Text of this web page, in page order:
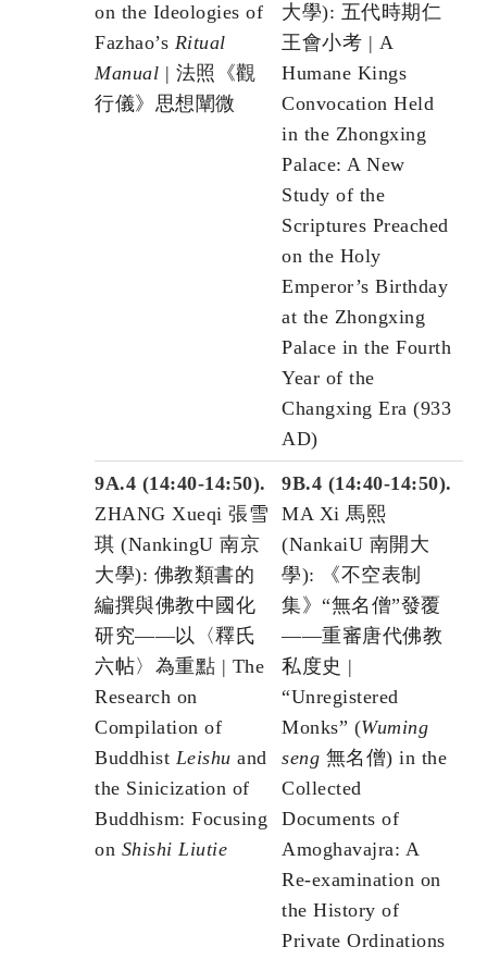
on the Ideologies of
Fazhao’s Ritual
Manual | 法照《觀
行儀》思想闡微
大學): 五代時期仁
王會小考 | A
Humane Kings
Convocation Held
in the Zhongxing
Palace: A New
Study of the
Scriptures Preached
on the Holy
Emperor’s Birthday
at the Zhongxing
Palace in the Fourth
Year of the
Changxing Era (933
AD)
9A.4 (14:40-14:50).
ZHANG Xueqi 張雪
琪 (NankingU 南京
大學): 佛教類書的
編撰與佛教中國化
研究——以〈釋氏
六帖〉為重點 | The
Research on
Compilation of
Buddhist Leishu and
the Sinicization of
Buddhism: Focusing
on Shishi Liutie
9B.4 (14:40-14:50).
MA Xi 馬熙
(NankaiU 南開大
學): 《不空表制
集》“無名僧”發覆
——重審唐代佛教
私度史 |
“Unregistered
Monks” (Wuming
seng 無名僧) in the
Collected
Documents of
Amoghavajra: A
Re-examination on
the History of
Private Ordinations